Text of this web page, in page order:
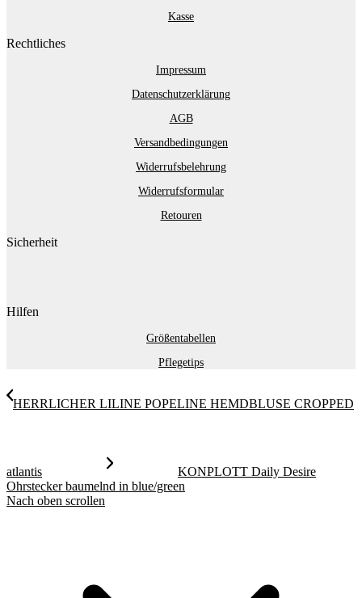
Kasse
Rechtliches
Impressum
Datenschutzerklärung
AGB
Versandbedingungen
Widerrufsbelehrung
Widerrufsformular
Retouren
Sicherheit
Hilfen
Größentabellen
Pflegetips
HERRLICHER LILINE POPELINE HEMDBLUSE CROPPED
atlantis
KONPLOTT Daily Desire
Ohrstecker baumelnd in blue/green
Nach oben scrollen